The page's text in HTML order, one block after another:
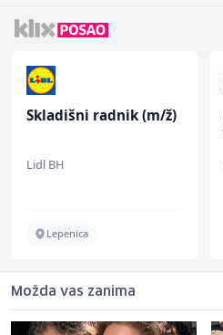
Skladišni radnik (m/ž)
Lidl BH
Lepenica
Možda vas zanima